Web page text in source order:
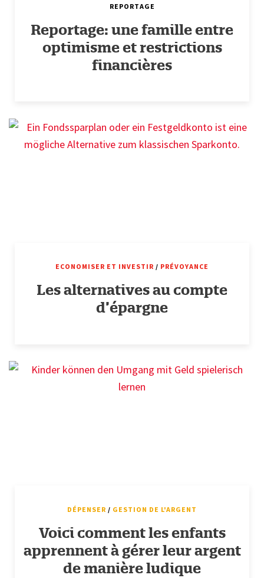
REPORTAGE
Reportage: une famille entre
optimisme et restrictions
financières
ECONOMISER ET INVESTIR / PRÉVOYANCE
Les alternatives au compte
d’épargne
DÉPENSER / GESTION DE L'ARGENT
Voici comment les enfants
apprennent à gérer leur argent
de manière ludique